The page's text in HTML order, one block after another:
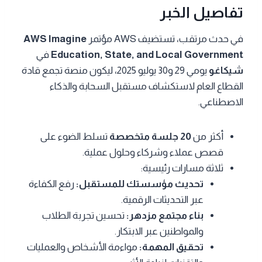
تفاصيل الخبر
في حدث مرتقب، تستضيف AWS مؤتمر
AWS Imagine
Education, State, and Local Government في
شيكاغو
يومي 29 و30 يوليو 2025، ليكون منصة تجمع قادة
القطاع العام لاستكشاف مستقبل السحابة والذكاء
الاصطناعي.
أكثر من20 جلسة متخصصة
تسلط الضوء على
قصص عملاء وشركاء وحلول عملية.
ثلاثة مسارات رئيسية:
تحديث مؤسستك للمستقبل: رفع الكفاءة
عبر التحديثات الرقمية.
بناء مجتمع مزدهر: تحسين تجربة الطلاب
والمواطنين عبر الابتكار.
تحقيق المهمة: مواءمة الأشخاص والعمليات